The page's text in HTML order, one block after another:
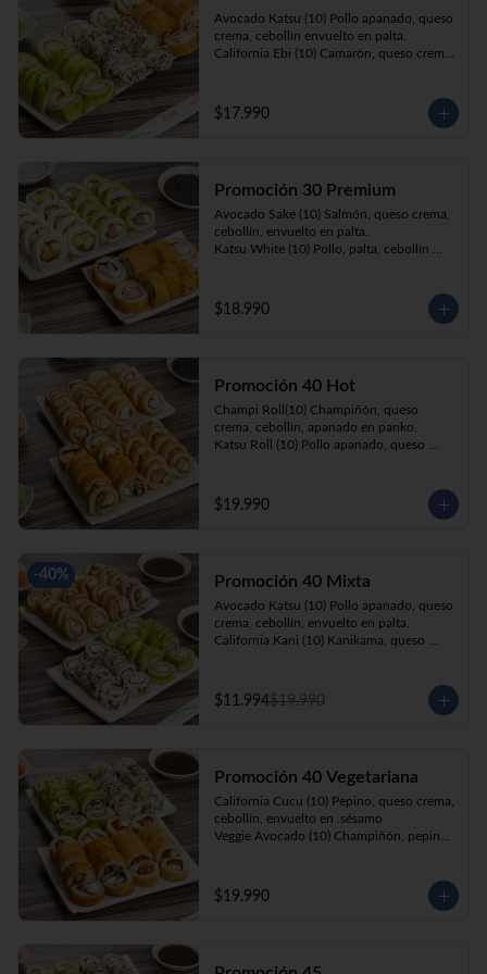
crema envuelto en panko.
Avocado Katsu (10) Pollo apanado, queso
crema, cebollín envuelto en palta.
California Ebi (10) Camarón, queso crema,
crema, cebollín, apanado en panko.
$17.990
Promoción 30 Premium
Avocado Sake (10) Salmón, queso crema,
cebollín, envuelto en palta.
Katsu White (10) Pollo, palta, cebollín
cebollín, apanado en panko.
$18.990
Promoción 40 Hot
Champi Roll(10) Champiñón, queso
crema, cebollín, apanado en panko.
Katsu Roll (10) Pollo apanado, queso
cebollín, apanado en panko.
Kani Roll(10) Kanikama, queso crema,
$19.990
-40% Promoción 40 Mixta
Avocado Katsu (10) Pollo apanado, queso
crema, cebollín, envuelto en palta.
California Kani (10) Kanikama, queso
crema, cebollín, apanado en panko.
Champi Roll (10) Champiñón, queso
$11.994$19.990
Promoción 40 Vegetariana
California Cucu (10) Pepino, queso crema,
cebollín, envuelto en .sésamo
Veggie Avocado (10) Champiñón, pepino,
crema envuelto en panko.
Champi Roll(10) Champiñón, queso
$19.990